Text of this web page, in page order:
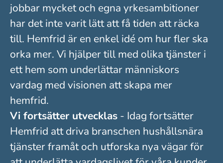
jobbar mycket och egna yrkesambitioner
har det inte varit lätt att få tiden att räcka
till. Hemfrid är en enkel idé om hur fler ska
orka mer. Vi hjälper till med olika tjänster i
ett hem som underlättar människors
vardag med visionen att skapa mer
hemfrid.
Vi fortsätter utvecklas - Idag fortsätter
Hemfrid att driva branschen hushållsnära
tjänster framåt och utforska nya vägar för